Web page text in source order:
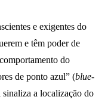
e exigentes do
e têm poder de
do
de ponto azul” (blue-
a localização do